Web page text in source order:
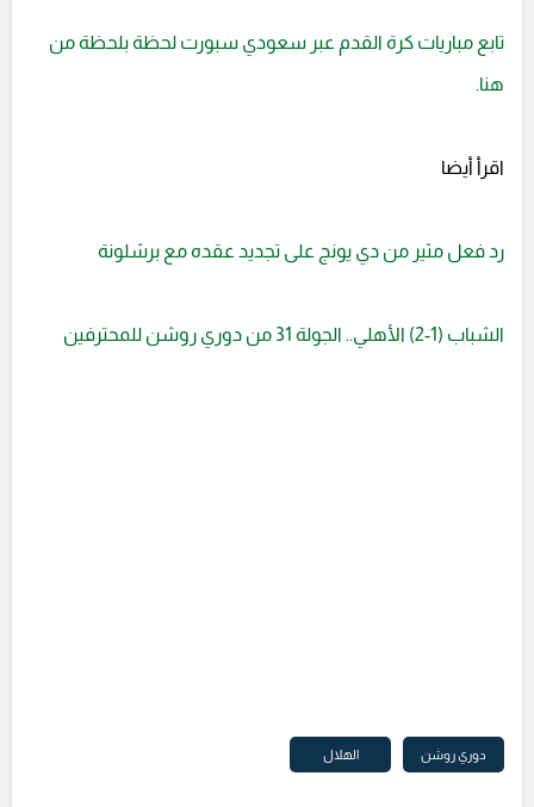
تابع مباريات كرة القدم عبر سعودي سبورت لحظة بلحظة من
هنا.
اقرأ أيضا
رد فعل مثير من دي يونج على تجديد عقده مع برشلونة
الشباب (1-2) الأهلي.. الجولة 31 من دوري روشن للمحترفين
دوري روشن الهلال